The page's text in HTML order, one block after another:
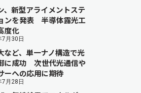
、新型アライメントステ
ンを発表 半導体露光工
度化
月30日
など、単一ナノ構造で光
に成功 次世代光通信や
ーへの応用に期待
月28日